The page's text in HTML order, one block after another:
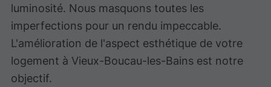
luminosité. Nous masquons toutes les
imperfections pour un rendu impeccable.
L'amélioration de l'aspect esthétique de votre
logement à Vieux-Boucau-les-Bains est notre
objectif.